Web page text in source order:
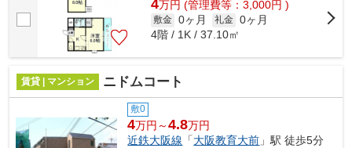
4万円 (管理費等：3,000円 )
敷金 0ヶ月 礼金 0ヶ月
4階 / 1K / 37.10㎡
賃貸 | マンション ニドムコート
敷0
4万円～4.8万円
近鉄大阪線 「大阪教育大前 」駅 徒歩5分